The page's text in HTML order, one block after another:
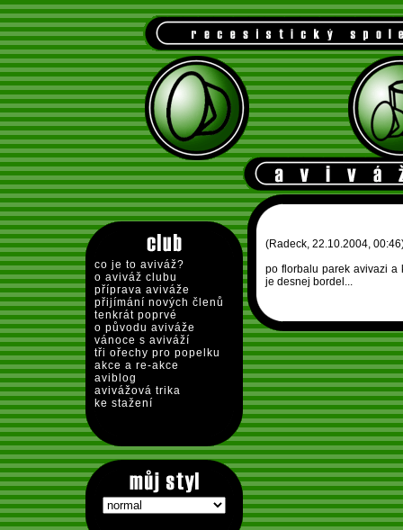
co je to aviváž?
o aviváž clubu
příprava aviváže
přijímání nových členů
tenkrát poprvé
o původu aviváže
vánoce s aviváží
tři ořechy pro popelku
akce a re-akce
aviblog
avivážová trika
ke stažení
(Radeck, 22.10.2004,
po florbalu parek avivazi a
je desnej bordel...